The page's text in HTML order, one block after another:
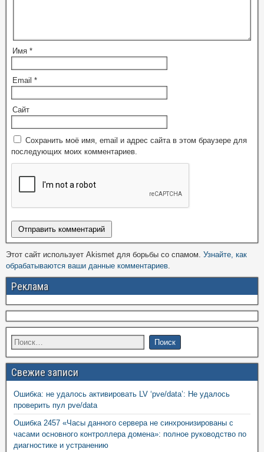
Имя *
Email *
Сайт
Сохранить моё имя, email и адрес сайта в этом браузере для
последующих моих комментариев.
Этот сайт использует Akismet для борьбы со спамом. Узнайте, как
обрабатываются ваши данные комментариев.
Реклама
Свежие записи
Ошибка: не удалось активировать LV ‘pve/data’: Не удалось
проверить пул pve/data
Ошибка 2457 «Часы данного сервера не синхронизированы с
часами основного контроллера домена»: полное руководство по
диагностике и устранению